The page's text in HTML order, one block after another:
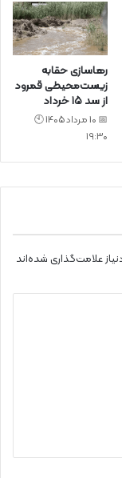
رهاسازی حقابه
زیست‌محیطی قمرود
از سد ۱۵ خرداد
📅 10 مرداد 1405 🕙
19:30
علامت‌گذاری شده‌اند